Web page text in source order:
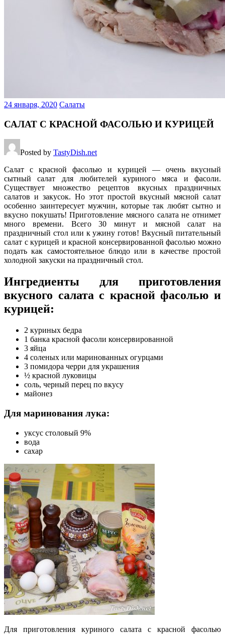
24 января, 2020 Салаты
САЛАТ С КРАСНОЙ ФАСОЛЬЮ И КУРИЦЕЙ
Posted by TastyDish.net
Салат с красной фасолью и курицей — очень вкусный
сытный салат для любителей куриного мяса и фасоли.
Существует множество рецептов вкусных праздничных
салатов и закусок. Но этот простой вкусный мясной салат
особенно заинтересует мужчин, которые так любят сытно и
вкусно покушать! Приготовление мясного салата не отнимет
много времени. Всего 30 минут и мясной салат на
праздничный стол или к ужину готов! Вкусный питательный
салат с курицей и красной консервированной фасолью можно
подать как самостоятельное блюдо или в качестве простой
холодной закуски на праздничный стол.
Ингредиенты для приготовления
вкусного салата с красной фасолью и
курицей:
2 куриных бедра
1 банка красной фасоли консервированной
3 яйца
4 соленых или маринованных огурцами
3 помидора черри для украшения
½ красной луковицы
соль, черный перец по вкусу
майонез
Для маринования лука:
уксус столовый 9%
вода
сахар
Для приготовления куриного салата с красной фасолью